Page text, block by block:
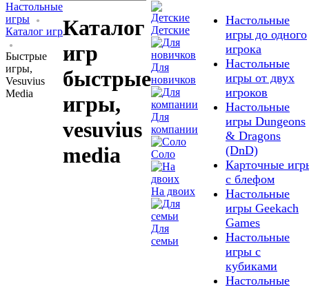
Настольные
игры
Каталог игр
Быстрые
игры,
Vesuvius
Media
Каталог
игр
быстрые
игры,
vesuvius
media
Детские
Для
новичков
Для
компании
Соло
На двоих
Для
семьи
Настольные
игры до одного
игрока
Настольные
игры от двух
игроков
Настольные
игры Dungeons
& Dragons
(DnD)
Карточные
с блефом
Настольные
игры Geekach
Games
Настольные
игры с
кубиками
Настольные